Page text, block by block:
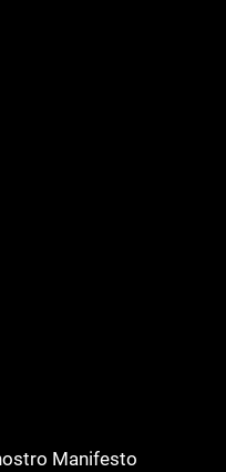
Manifesto